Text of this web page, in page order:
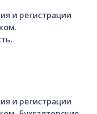
и регистрации
и регистрации